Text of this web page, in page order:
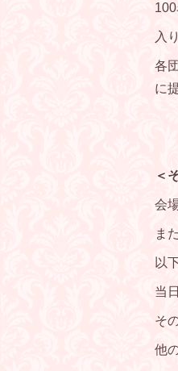
入
各
に
＜
会
ま
以
当
そ
他